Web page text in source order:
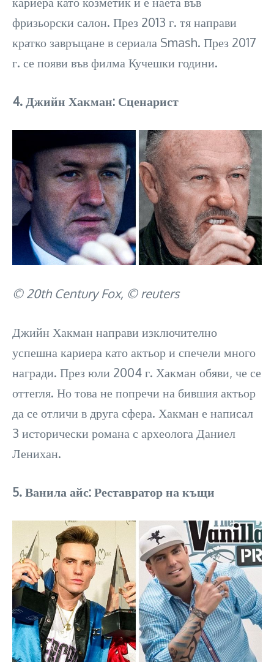
фризьорски салон. През 2013 г. тя направи
кратко завръщане в сериала Smash. През 2017
г. се появи във филма Кучешки години.
4. Джийн Хакман: ​​Сценарист
© 20th Century Fox, © reuters
Джийн Хакман направи изключително
успешна кариера като актьор и спечели много
награди. През юли 2004 г. Хакман обяви, че се
оттегля. Но това не попречи на бившия актьор
да се отличи в друга сфера. Хакман е написал
3 исторически романа с археолога Даниел
Ленихан.
5. Ванила айс: Реставратор на къщи